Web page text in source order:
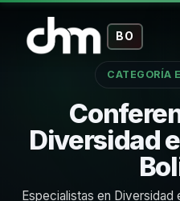
BO
CATEGORÍA
Diversidad
Especialistas en Diversidad